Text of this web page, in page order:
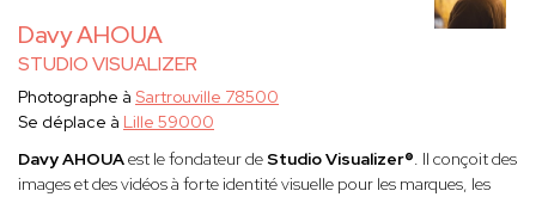
Davy AHOUA
STUDIO VISUALIZER
Photographe à Sartrouville 78500
Se déplace à Lille 59000
Davy AHOUAest le fondateur deStudio Visualizer®. Il conçoit des
images et des vidéos à forte identité visuelle pour les marques, les